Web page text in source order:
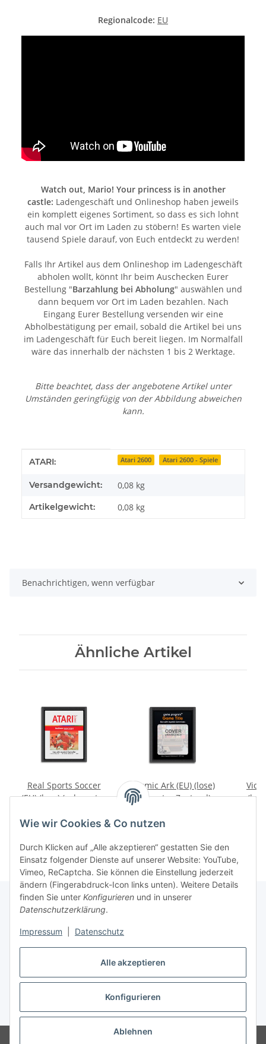
Alle akzeptieren
Konfigurieren
Ablehnen
Wie wir Cookies & Co nutzen
Durch Klicken auf „Alle akzeptieren“ gestatten Sie den
Einsatz folgender Dienste auf unserer Website: YouTube,
Vimeo, ReCaptcha. Sie können die Einstellung jederzeit
ändern (Fingerabdruck-Icon links unten). Weitere Details
finden Sie unter Konfigurieren und in unserer
Datenschutzerklärung.
Impressum Datenschutz
Regionalcode: EU
Watch out, Mario! Your princess is in another
castle: Ladengeschäft und Onlineshop haben jeweils
ein komplett eigenes Sortiment, so dass es sich lohnt
auch mal vor Ort im Laden zu stöbern! Es warten viele
tausend Spiele darauf, von Euch entdeckt zu werden!
Falls Ihr Artikel aus dem Onlineshop im Ladengeschäft
abholen wollt, könnt Ihr beim Auschecken Eurer
Bestellung "Barzahlung bei Abholung" auswählen und
dann bequem vor Ort im Laden bezahlen. Nach
Eingang Eurer Bestellung versenden wir eine
Abholbestätigung per email, sobald die Artikel bei uns
im Ladengeschäft für Euch bereit liegen. Im Normalfall
wäre das innerhalb der nächsten 1 bis 2 Werktage.
Bitte beachtet, dass der angebotene Artikel unter
Umständen geringfügig von der Abbildung abweichen
kann.
Produkteigenschaft
Wert
ATARI: Atari 2600 Atari 2600 - Spiele
Versandgewicht: 0,08 kg
Artikelgewicht: 0,08 kg
Benachrichtigen, wenn verfügbar
Ähnliche Artikel
Real Sports Soccer
(EU) (lose) (sehr guter
Cosmic Ark (EU) (lose)
(sehr guter Zustand) -
* Alle Preise inkl. gesetzlicher USt., zzgl.Versand